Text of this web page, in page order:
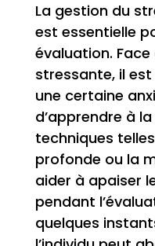
La gestion du
est essentielle
évaluation.
stressante, il
une certaine
d’apprendre à
techniques
profonde ou la
aider à apaiser
pendant
quelques